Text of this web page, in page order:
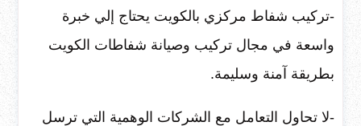
-تركيب شفاط مركزي بالكويت يحتاج إلي خبرة
واسعة في مجال تركيب وصيانة شفاطات الكويت
بطريقة آمنة وسليمة.
-لا تحاول التعامل مع الشركات الوهمية التي ترسل